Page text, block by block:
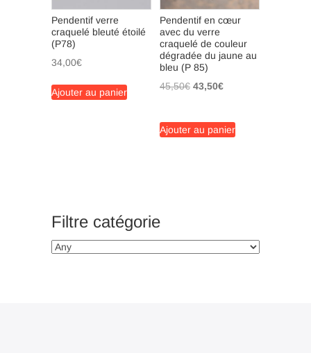
Pendentif verre
craquelé bleuté étoilé
(P78)
34,00€
Ajouter au panier
Pendentif en cœur
avec du verre
craquelé de couleur
dégradée du jaune au
bleu (P 85)
45,50€ Le
était :
43,50€Le
est :
Ajouter au panier
Filtre catégorie